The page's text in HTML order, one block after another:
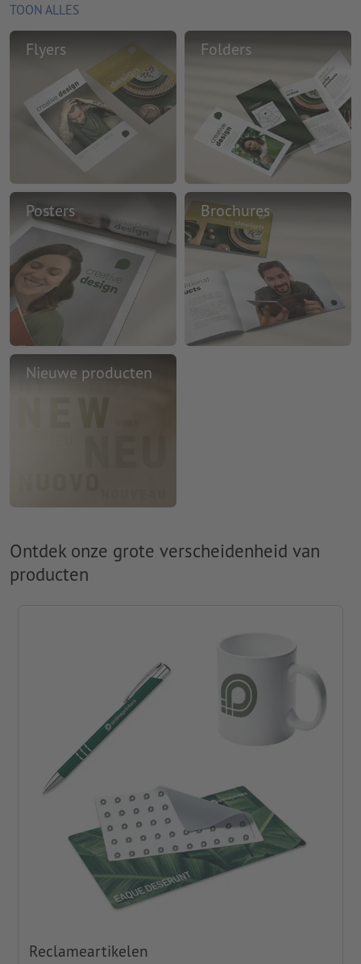
TOON ALLES
Flyers Folders
Posters Brochures
Nieuwe producten
Ontdek onze grote verscheidenheid van
producten
Reclameartikelen